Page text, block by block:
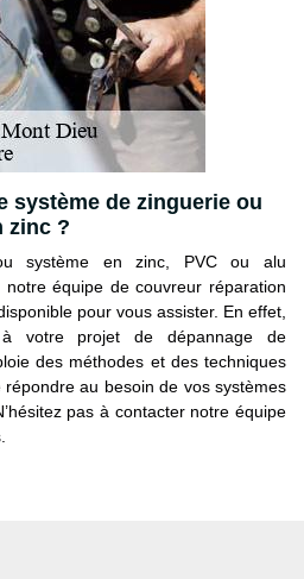
système de zinguerie ou
zinc ?
système en zinc, PVC ou alu
équipe de couvreur réparation
pour vous assister. En effet,
votre projet de dépannage de
des méthodes et des techniques
au besoin de vos systèmes
pas à contacter notre équipe